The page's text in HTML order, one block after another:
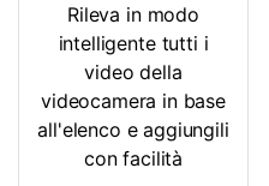
Rileva in modo
intelligente tutti i
video della
videocamera in base
all'elenco e aggiungili
con facilità